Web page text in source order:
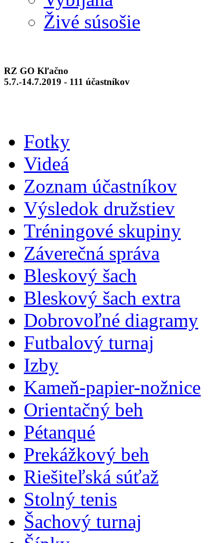
Živé súsošie
RZ GO Kľačno
5.7.-14.7.2019 - 111 účastníkov
Fotky
Videá
Zoznam účastníkov
Výsledok družstiev
Tréningové skupiny
Záverečná správa
Bleskový šach
Bleskový šach extra
Dobrovoľné diagramy
Futbalový turnaj
Izby
Kameň-papier-nožnice
Orientačný beh
Pétanqué
Prekážkový beh
Riešiteľská súťaž
Stolný tenis
Šachový turnaj